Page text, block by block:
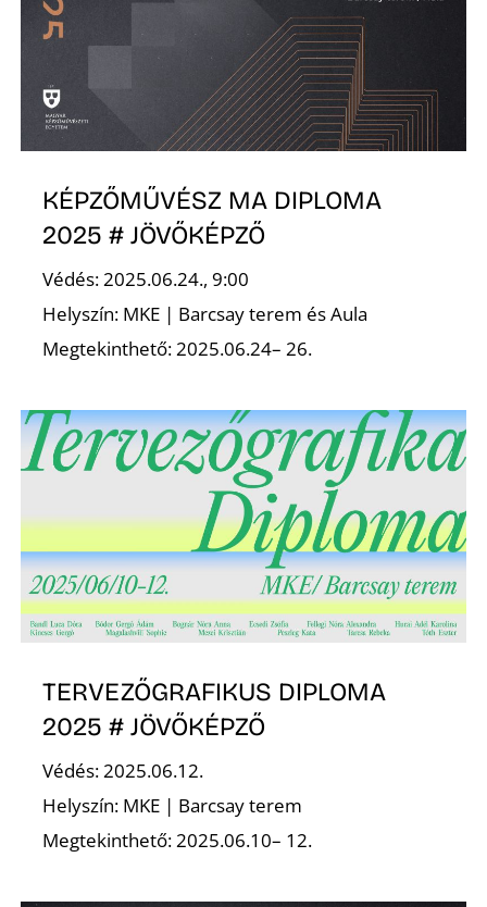
KÉPZŐMŰVÉSZ MA DIPLOMA
2025 # JÖVŐKÉPZŐ
Védés: 2025.06.24., 9:00
Helyszín: MKE | Barcsay terem és Aula
Megtekinthető: 2025.06.24– 26.
TERVEZŐGRAFIKUS DIPLOMA
2025 # JÖVŐKÉPZŐ
Védés: 2025.06.12.
Helyszín: MKE | Barcsay terem
Megtekinthető: 2025.06.10– 12.